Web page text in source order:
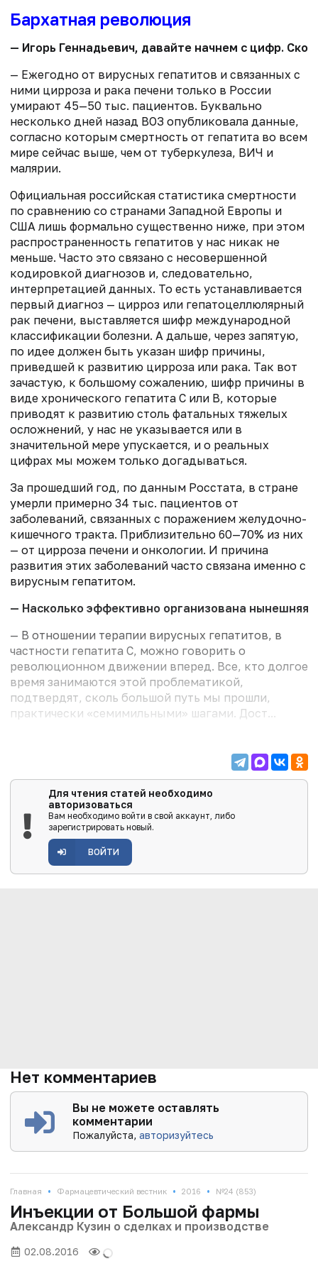
Бархатная революция
— Игорь Геннадьевич, давайте начнем с цифр.
— Ежегодно от вирусных гепатитов и связанных с
ними цирроза и рака печени только в России
умирают 45—50 тыс. пациентов. Буквально
несколько дней назад ВОЗ опубликовала данные,
согласно которым смертность от гепатита во всем
мире сейчас выше, чем от туберкулеза, ВИЧ и
малярии.
Официальная российская статистика смертности
по сравнению со странами Западной Европы и
США лишь формально существенно ниже, при этом
распространенность гепатитов у нас никак не
меньше. Часто это связано с несовершенной
кодировкой диагнозов и, следовательно,
интерпретацией данных. То есть устанавливается
первый диагноз — цирроз или гепатоцеллюлярный
рак печени, выставляется шифр международной
классификации болезни. А дальше, через запятую,
по идее должен быть указан шифр причины,
приведшей к развитию цирроза или рака. Так вот
зачастую, к большому сожалению, шифр причины в
виде хронического гепатита С или В, которые
приводят к развитию столь фатальных тяжелых
осложнений, у нас не указывается или в
значительной мере упускается, и о реальных
цифрах мы можем только догадываться.
За прошедший год, по данным Росстата, в стране
умерли примерно 34 тыс. пациентов от
заболеваний, связанных с поражением желудочно-
кишечного тракта. Приблизительно 60—70% из них
— от цирроза печени и онкологии. И причина
развития этих заболеваний часто связана именно с
вирусным гепатитом.
— Насколько эффективно организована нынешняя
— В отношении терапии вирусных гепатитов, в
частности гепатита С, можно говорить о
революционном движении вперед. Все, кто долгое
время занимаются этой проблематикой,
подтвердят, сколь большой путь мы прошли,
практически «семимильными» шагами. Дост...
Для чтения статей необходимо
авторизоваться
Вам необходимо войти в свой аккаунт, либо
зарегистрировать новый.
ВОЙТИ
Нет комментариев
Вы не можете оставлять
комментарии
Пожалуйста,авторизуйтесь
Главная • Фармацевтический вестник • 2016 • №24 (853)
Инъекции от Большой фармы
Александр Кузин о сделках и производстве
02.08.2016